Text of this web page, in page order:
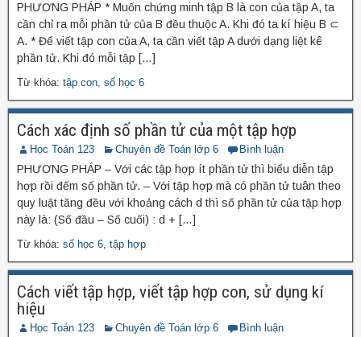
PHƯƠNG PHÁP * Muốn chứng minh tập B là con của tập A, ta
cần chỉ ra mỗi phần tử của B đều thuộc A. Khi đó ta kí hiệu B ⊂
A. * Để viết tập con của A, ta cần viết tập A dưới dạng liệt kê
phần tử. Khi đó mỗi tập […]
Từ khóa: tập con, số học 6
Cách xác định số phần tử của một tập hợp
Học Toán 123 Chuyên đề Toán lớp 6 Bình luận
PHƯƠNG PHÁP – Với các tập hợp ít phần tử thì biểu diễn tập
hợp rồi đếm số phần tử. – Với tập hợp mà có phần tử tuân theo
quy luật tăng đều với khoảng cách d thì số phần tử của tập hợp
này là: (Số đầu – Số cuối) : d + […]
Từ khóa: số học 6, tập hợp
Cách viết tập hợp, viết tập hợp con, sử dụng kí
hiệu
Học Toán 123 Chuyên đề Toán lớp 6 Bình luận